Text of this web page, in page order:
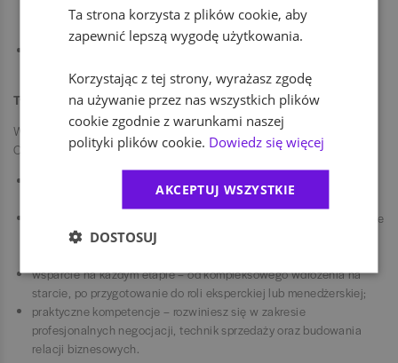
osoby o wspólnych zainteresowaniach lub w podobnej sytuacji
życiowej (np. mamy/ojcowie).
Otwarte i różnorodne środowisko pracy, w którym cenimy Twoją
Twój rozwój
W naszej organizacji masz realny wpływ na tempo swojej kariery.
Oferujemy Ci:
każdy etap Twojego rozwoju;
tempo rozwoju, które zależy od Ciebie – Twoje wyniki sprzedażowe
i jakość pracy bezpośrednio przekładają się na kolejne kroki w
wsparcie na każdym etapie – od kompleksowego wdrożenia na
starcie, po przygotowanie do roli eksperckiej lub menedżerskiej;
praktyczne kompetencje – rozwiniesz się w zakresie
profesjonalnych negocjacji, technik sprzedaży oraz budowania
relacji biznesowych.
Ta strona korzysta z plików cookie, aby
zapewnić lepszą wygodę użytkowania.
Korzystając z tej strony, wyrażasz zgodę
na używanie przez nas wszystkich plików
cookie zgodnie z warunkami naszej
polityki plików cookie. Dowiedz się więcej
AKCEPTUJ WSZYSTKIE
DOSTOSUJ